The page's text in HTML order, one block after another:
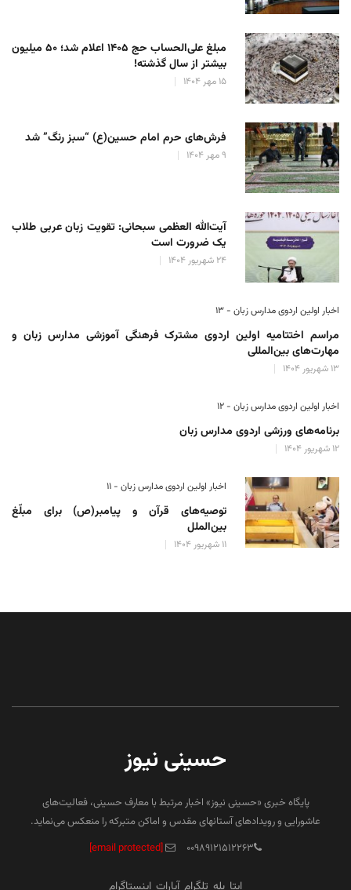
مبلغ علی‌الحساب حج ۱۴۰۵ اعلام شد؛ ۵۰ میلیون
بیشتر از سال گذشته!
۱۵ مهر ۱۴۰۴
فرش‌های حرم امام حسین(ع) “سبز رنگ” شد
۹ مهر ۱۴۰۴
آیت‌الله العظمی سبحانی: تقویت زبان عربی طلاب
یک ضرورت است
۲۴ شهریور ۱۴۰۴
اخبار اولین اردوی مدارس زبان - ۱۳
مراسم اختتامیه اولین اردوی مشترک فرهنگی آموزشی مدارس زبان و
مهارت‌های بین‌المللی
۱۳ شهریور ۱۴۰۴
اخبار اولین اردوی مدارس زبان - ۱۲
برنامه‌های ورزشی اردوی مدارس زبان
۱۲ شهریور ۱۴۰۴
اخبار اولین اردوی مدارس زبان - ۱۱
توصیه‌های قرآن و پیامبر(ص) برای مبلّغ
بین‌الملل
۱۱ شهریور ۱۴۰۴
حسینی نیوز
پایگاه خبری «حسینی نیوز» اخبار مرتبط با معارف حسینی، فعالیت‌های
عاشورایی و رویدادهای آستانهای مقدس و اماکن متبرکه را منعکس می‌نماید.
۰۰۹۸۹۱۲۱۵۱۲۲۶۳
[email protected]